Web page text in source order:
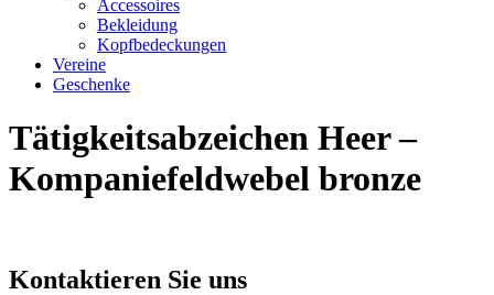
Accessoires
Bekleidung
Kopfbedeckungen
Vereine
Geschenke
Tätigkeitsabzeichen Heer –
Kompaniefeldwebel bronze
Kontaktieren Sie uns